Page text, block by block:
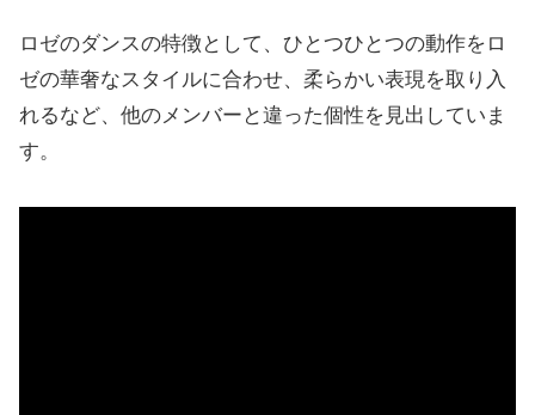
ロゼのダンスの特徴として、ひとつひとつの動作をロ
ゼの華奢なスタイルに合わせ、柔らかい表現を取り入
れるなど、他のメンバーと違った個性を見出していま
す。